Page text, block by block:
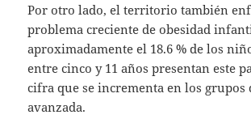
Por otro lado, el territorio también
problema creciente de obesidad
aproximadamente el 18.6 % de los
entre cinco y 11 años presentan este
cifra que se incrementa en los grupos
avanzada.